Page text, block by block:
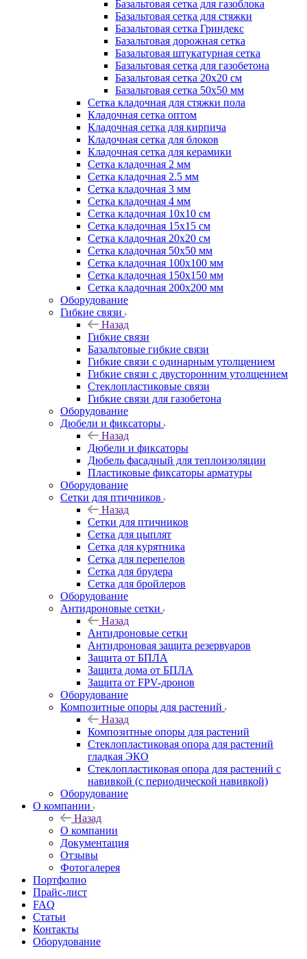
Базальтовая сетка для газоблока
Базальтовая сетка для стяжки
Базальтовая сетка Гриндекс
Базальтовая дорожная сетка
Базальтовая штукатурная сетка
Базальтовая сетка для газобетона
Базальтовая сетка 20x20 см
Базальтовая сетка 50x50 мм
Сетка кладочная для стяжки пола
Кладочная сетка оптом
Кладочная сетка для кирпича
Кладочная сетка для блоков
Кладочная сетка для керамики
Сетка кладочная 2 мм
Сетка кладочная 2.5 мм
Сетка кладочная 3 мм
Сетка кладочная 4 мм
Сетка кладочная 10x10 см
Сетка кладочная 15x15 см
Сетка кладочная 20x20 см
Сетка кладочная 50x50 мм
Сетка кладочная 100x100 мм
Сетка кладочная 150x150 мм
Сетка кладочная 200x200 мм
Оборудование
Гибкие связи
Назад
Гибкие связи
Базальтовые гибкие связи
Гибкие связи с одинарным утолщением
Гибкие связи с двусторонним утолщением
Стеклопластиковые связи
Гибкие связи для газобетона
Оборудование
Дюбели и фиксаторы
Назад
Дюбели и фиксаторы
Дюбель фасадный для теплоизоляции
Пластиковые фиксаторы арматуры
Оборудование
Сетки для птичников
Назад
Сетки для птичников
Сетка для цыплят
Сетка для курятника
Сетка для перепелов
Сетка для брудера
Сетка для бройлеров
Оборудование
Антидроновые сетки
Назад
Антидроновые сетки
Антидроновая защита резервуаров
Защита от БПЛА
Защита дома от БПЛА
Защита от FPV-дронов
Оборудование
Композитные опоры для растений
Назад
Композитные опоры для растений
Стеклопластиковая опора для растений
гладкая ЭКО
Стеклопластиковая опора для растений с
навивкой (с периодической навивкой)
Оборудование
О компании
Назад
О компании
Документация
Отзывы
Фотогалерея
Портфолио
Прайс-лист
FAQ
Статьи
Контакты
Оборудование